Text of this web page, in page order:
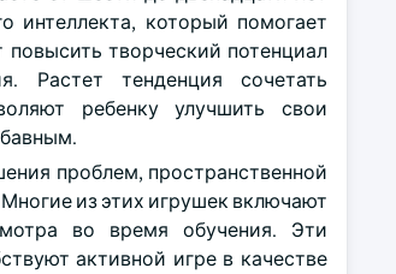
интеллекта, который помогает
творческий потенциал
Растет тенденция сочетать
ребенку улучшить свои
проблем, пространственной
из этих игрушек включают
во время обучения. Эти
активной игре в качестве